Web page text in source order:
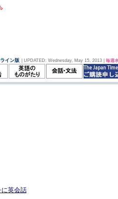
イン版 | UPDATED: Wednesday, May 15, 2013 | 毎週
英会話